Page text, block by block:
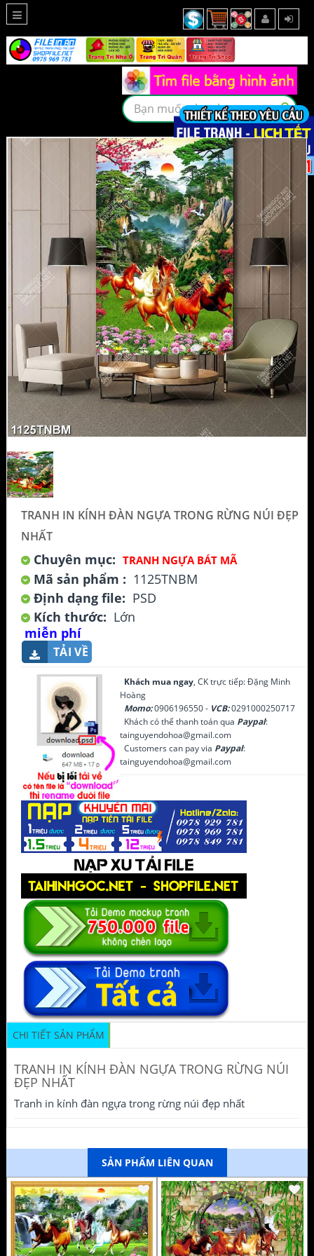
TRANH IN KÍNH ĐÀN NGỰA TRONG RỪNG NÚI ĐẸP
NHẤT
Chuyên mục: TRANH NGỰA BÁT MÃ
Mã sản phẩm : 1125TNBM
Định dạng file: PSD
Kích thước: Lớn
miễn phí
TẢI VỀ
Khách mua ngay, CK trực tiếp: Đặng Minh
Hoàng
Momo:0906196550 - VCB:0291000250717
Khách có thể thanh toán qua Paypal:
tainguyendohoa@gmail.com
Customers can pay via Paypal:
tainguyendohoa@gmail.com
CHI TIẾT SẢN PHẨM
TRANH IN KÍNH ĐÀN NGỰA TRONG RỪNG NÚI
ĐẸP NHẤT
Tranh in kính đàn ngựa trong rừng núi đẹp nhất
SẢN PHẨM LIÊN QUAN